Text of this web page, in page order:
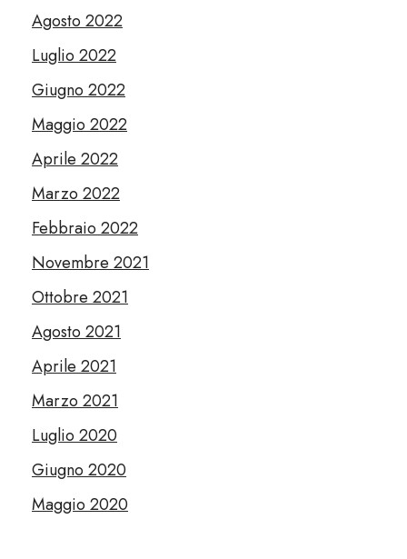
Agosto 2022
Luglio 2022
Giugno 2022
Maggio 2022
Aprile 2022
Marzo 2022
Febbraio 2022
Novembre 2021
Ottobre 2021
Agosto 2021
Aprile 2021
Marzo 2021
Luglio 2020
Giugno 2020
Maggio 2020